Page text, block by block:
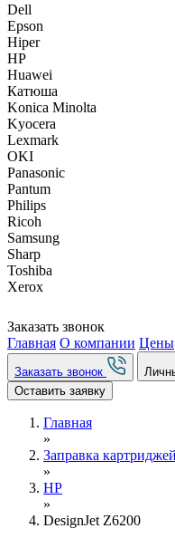
Dell
Epson
Hiper
HP
Huawei
Катюша
Konica Minolta
Kyocera
Lexmark
OKI
Panasonic
Pantum
Philips
Ricoh
Samsung
Sharp
Toshiba
Xerox
Заказать звонок
Главная О компании Цены
Заказать звонок
Оставить заявку
Главная
»
Заправка картриджей
»
HP
»
DesignJet Z6200